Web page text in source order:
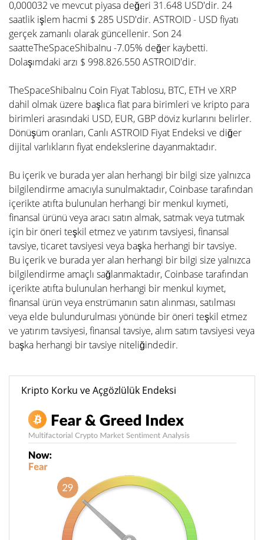
0,000032 ve mevcut piyasa değeri 31.648 USD'dir. 24
saatlik işlem hacmi $ 285 USD'dir. ASTROID - USD fiyatı
gerçek zamanlı olarak güncellenir. Son 24
saatteTheSpaceShibaInu -7.05% değer kaybetti.
Dolaşımdaki arzı $ 998.826.550 ASTROID'dir.
TheSpaceShibaInu Coin Fiyat Tablosu, BTC, ETH ve XRP
dahil olmak üzere başlıca fiat para birimleri ve kripto para
birimleri arasındaki USD, EUR, GBP döviz kurlarını belirler.
Dönüşüm oranları, Canlı ASTROID Fiyat Endeksi ve diğer
dijital varlıkların fiyat endekslerine dayanmaktadır.
Bu içerik ve burada yer alan herhangi bir bilgi size yalnızca
bilgilendirme amacıyla sunulmaktadır, Coinbase tarafından
içerikte atıfta bulunulan herhangi bir menkul kıymeti,
finansal ürünü veya aracı satın almak, satmak veya tutmak
için bir öneri teşkil etmez ve yatırım tavsiyesi, finansal
tavsiye, ticaret tavsiyesi veya başka herhangi bir tavsiye.
Bu içerik ve burada yer alan herhangi bir bilgi size yalnızca
bilgilendirme amaçlı sağlanmaktadır, Coinbase tarafından
içerikte atıfta bulunulan herhangi bir menkul kıymet,
finansal ürün veya enstrümanın satın alınması, satılması
veya elde bulundurulması yönünde bir öneri teşkil etmez
ve yatırım tavsiyesi, finansal tavsiye, alım satım tavsiyesi veya
başka herhangi bir tavsiye niteliğindedir.
Kripto Korku ve Açgözlülük Endeksi